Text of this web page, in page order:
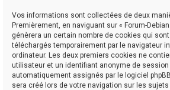
Vos informations sont collectées de deux
Premièrement, en naviguant sur « Forum-
génèrera un certain nombre de cookies qui
téléchargés temporairement par le navigateur
ordinateur. Les deux premiers cookies ne
utilisateur et un identifiant anonyme de
automatiquement assignés par le logiciel
sera créé lors de votre navigation sur les sujets